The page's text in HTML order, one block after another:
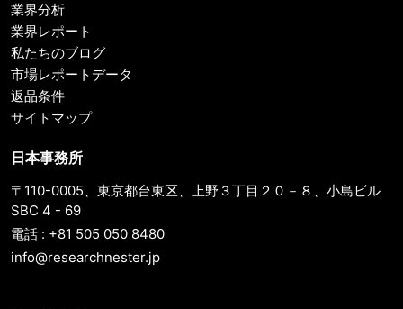
業界分析
業界レポート
私たちのブログ
市場レポートデータ
返品条件
サイトマップ
日本事務所
〒110-0005、東京都台東区、上野３丁目２０－８、小島ビル
SBC 4 - 69
電話 : +81 505 050 8480
info@researchnester.jp